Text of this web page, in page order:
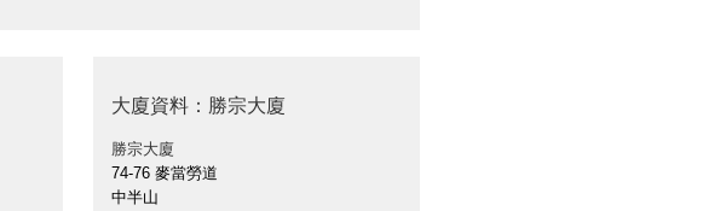
大廈資料：勝宗大廈
勝宗大廈
74-76 麥當勞道
中半山